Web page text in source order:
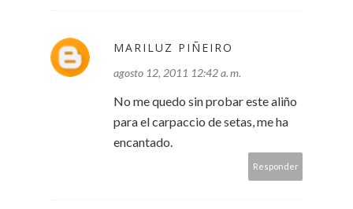
MARILUZ PIÑEIRO
agosto 12, 2011 12:42 a. m.
No me quedo sin probar este aliño
para el carpaccio de setas, me ha
encantado.
Responder